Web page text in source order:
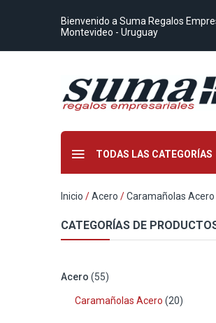
Bienvenido a Suma Regalos
Montevideo - Uruguay
TODAS LAS CATEGORÍAS
Inicio /Acero /Caramañolas Acero
CATEGORÍAS DE
Acero (55)
Caramañolas Acero (20)